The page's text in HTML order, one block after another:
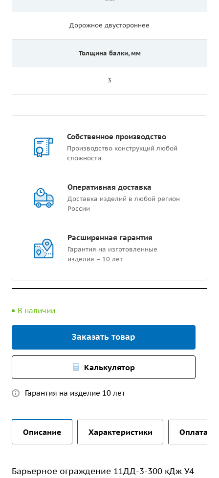
Дорожное двустороннее
Толщина балки, мм
3
Собственное производство
Производство конструкций любой
сложности
Оперативная доставка
Доставка изделий в любой регион
России
Расширенная гарантия
Гарантия на изготовленные
изделия – 10 лет
В наличии
Заказать товар
Калькулятор
Гарантия на изделие 10 лет
Описание Характеристики Оплата и
Барьерное ограждение 11ДД-3-300 кДж У4